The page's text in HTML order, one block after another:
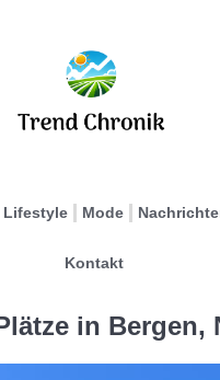
Lifestyle Mode
Kontakt
in Bergen,